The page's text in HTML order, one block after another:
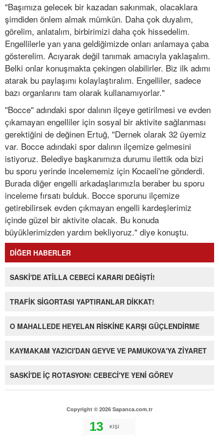
"Başımıza gelecek bir kazadan sakınmak, olacaklara
şimdiden önlem almak mümkün. Daha çok duyalım,
görelim, anlatalım, birbirimizi daha çok hissedelim.
Engellilerle yan yana geldiğimizde onları anlamaya çaba
gösterelim. Acıyarak değil tanımak amacıyla yaklaşalım.
Belki onlar konuşmakta çekingen olabilirler. Biz ilk adımı
atarak bu paylaşımı kolaylaştıralım. Engelliler, sadece
bazı organlarını tam olarak kullanamıyorlar."
''Bocce'' adındaki spor dalının ilçeye getirilmesi ve evden
çıkamayan engelliler için sosyal bir aktivite sağlanması
gerektiğini de değinen Ertuğ, "Dernek olarak 32 üyemiz
var. Bocce adındaki spor dalının ilçemize gelmesini
istiyoruz. Belediye başkanımıza durumu ilettik oda bizi
bu sporu yerinde incelememiz için Kocaeli'ne gönderdi.
Burada diğer engelli arkadaşlarımızla beraber bu sporu
inceleme fırsatı bulduk. Bocce sporunu ilçemize
getirebilirsek evden çıkmayan engelli kardeşlerimiz
içinde güzel bir aktivite olacak. Bu konuda
büyüklerimizden yardım bekliyoruz." diye konuştu.
DİĞER HABERLER
SASKİ'DE ATİLLA CEBECİ KARARI DEĞİŞTİ!
TRAFİK SİGORTASI YAPTIRANLAR DİKKAT!
O MAHALLEDE HEYELAN RİSKİNE KARŞI GÜÇLENDİRME
KAYMAKAM YAZICI'DAN GEYVE VE PAMUKOVA'YA ZİYARET
SASKİ'DE İÇ ROTASYON! CEBECİ'YE YENİ GÖREV
Copyright © 2026 Sapanca.com.tr